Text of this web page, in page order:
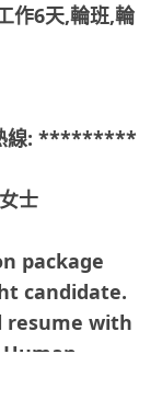
作6天,輪班,輪
線: *********
士
package
candidate.
resume with
T&T